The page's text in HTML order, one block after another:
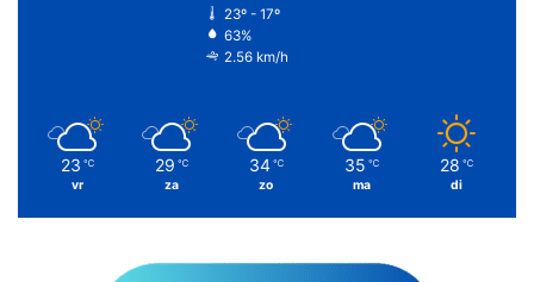
23º - 17º
63%
2.56 km/h
23 ℃
vr
29 ℃
za
34 ℃
zo
35 ℃
ma
28 ℃
di